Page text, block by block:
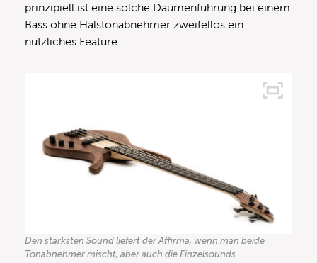
prinzipiell ist eine solche Daumenführung bei einem
Bass ohne Halstonabnehmer zweifellos ein
nützliches Feature.
Den stärksten Sound liefert der Affirma, wenn man beide
Tonabnehmer mischt, aber auch die Einzelsounds